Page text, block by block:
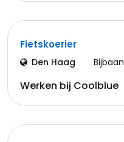
Fietskoerier
Den Haag Bijbaan
Werken bij Coolblue